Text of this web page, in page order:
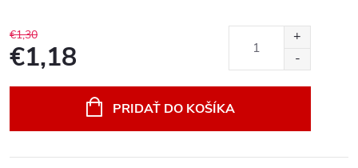
€1,30
€1,18
PRIDAŤ DO KOŠÍKA